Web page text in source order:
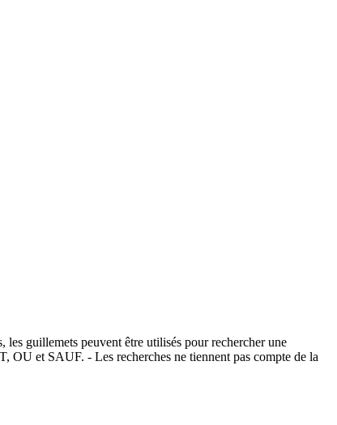
les guillemets peuvent être utilisés pour rechercher une
OU et SAUF. - Les recherches ne tiennent pas compte de la